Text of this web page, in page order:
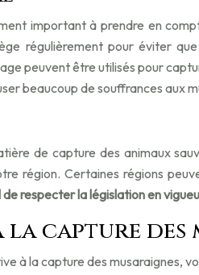
important à prendre en
régulièrement pour éviter
peuvent être utilisés pour
beaucoup de souffrances aux
de capture des animaux
région. Certaines régions
de respecter la législation en
capture des
à la capture des musaraignes,